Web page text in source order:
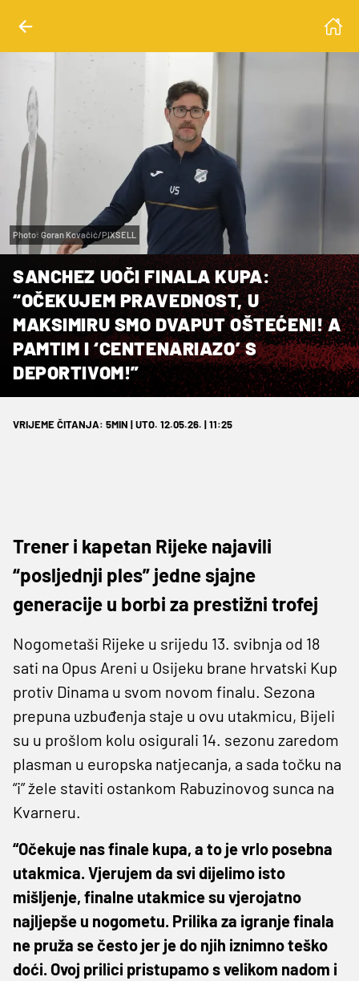
Photo: Goran Kovačić/PIXSELL
SANCHEZ UOČI FINALA KUPA:
“OČEKUJEM PRAVEDNOST, U
MAKSIMIRU SMO DVAPUT OŠTEĆENI! A
PAMTIM I ‘CENTENARIAZO’ S
DEPORTIVOM!”
VRIJEME ČITANJA: 5MIN | UTO. 12.05.26. | 11:25
Trener i kapetan Rijeke najavili
“posljednji ples” jedne sjajne
generacije u borbi za prestižni trofej
Nogometaši Rijeke u srijedu 13. svibnja od 18
sati na Opus Areni u Osijeku brane hrvatski Kup
protiv Dinama u svom novom finalu. Sezona
prepuna uzbuđenja staje u ovu utakmicu, Bijeli
su u prošlom kolu osigurali 14. sezonu zaredom
plasman u europska natjecanja, a sada točku na
“i” žele staviti ostankom Rabuzinovog sunca na
Kvarneru.
“Očekuje nas finale kupa, a to je vrlo posebna
utakmica. Vjerujem da svi dijelimo isto
mišljenje, finalne utakmice su vjerojatno
najljepše u nogometu. Prilika za igranje finala
ne pruža se često jer je do njih iznimno teško
doći. Ovoj prilici pristupamo s velikom nadom i